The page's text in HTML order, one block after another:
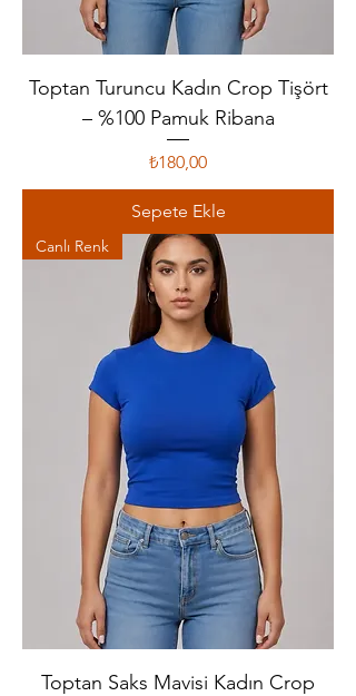
Toptan Turuncu Kadın Crop Tişört
– %100 Pamuk Ribana
Fiyat
₺180,00
Sepete Ekle
Canlı Renk
Toptan Saks Mavisi Kadın Crop